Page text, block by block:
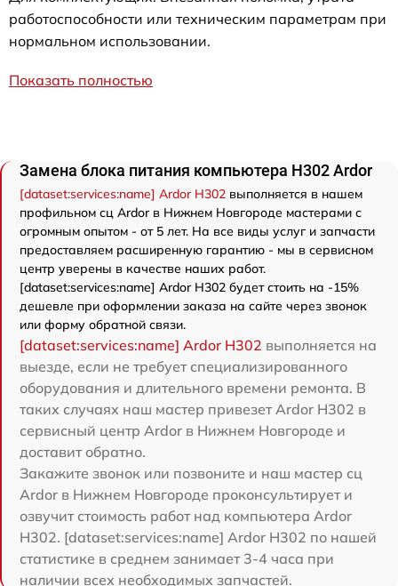
работоспособности или техническим параметрам при
нормальном использовании.
Показать полностью
Замена блока питания компьютера H302 Ardor
[dataset:services:name] Ardor H302 выполняется в нашем
профильном сц Ardor в Нижнем Новгороде мастерами с
огромным опытом - от 5 лет. На все виды услуг и запчасти
предоставляем расширенную гарантию - мы в сервисном
центр уверены в качестве наших работ.
[dataset:services:name] Ardor H302 будет стоить на -15%
дешевле при оформлении заказа на сайте через звонок
или форму обратной связи.
[dataset:services:name] Ardor H302 выполняется на
выезде, если не требует специализированного
оборудования и длительного времени ремонта. В
таких случаях наш мастер привезет Ardor H302 в
сервисный центр Ardor в Нижнем Новгороде и
доставит обратно.
Закажите звонок или позвоните и наш мастер сц
Ardor в Нижнем Новгороде проконсультирует и
озвучит стоимость работ над компьютера Ardor
H302. [dataset:services:name] Ardor H302 по нашей
статистике в среднем занимает 3-4 часа при
наличии всех необходимых запчастей.